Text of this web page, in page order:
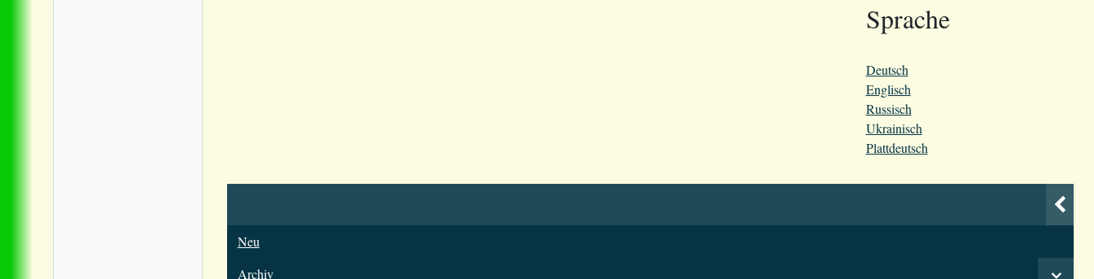
Sprache
Deutsch
Englisch
Russisch
Ukrainisch
Plattdeutsch
Neu
Archiv